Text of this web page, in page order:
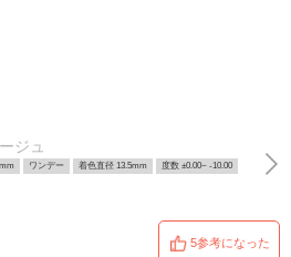
ジュ
ワンデー 着色直径 13.5mm 度数 ±0.00~ -10.00
5参考になった